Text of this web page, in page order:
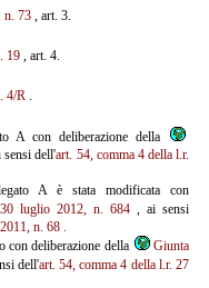
n. 73, art. 3.
19, art. 4.
4/R.
A con deliberazione della
sensi dell'art. 54, comma 4 della l.r.
A è stata modificata con
luglio 2012, n. 684, ai sensi
n. 68 .
con deliberazione della
Giunta
dell'art. 54, comma 4 della l.r. 27